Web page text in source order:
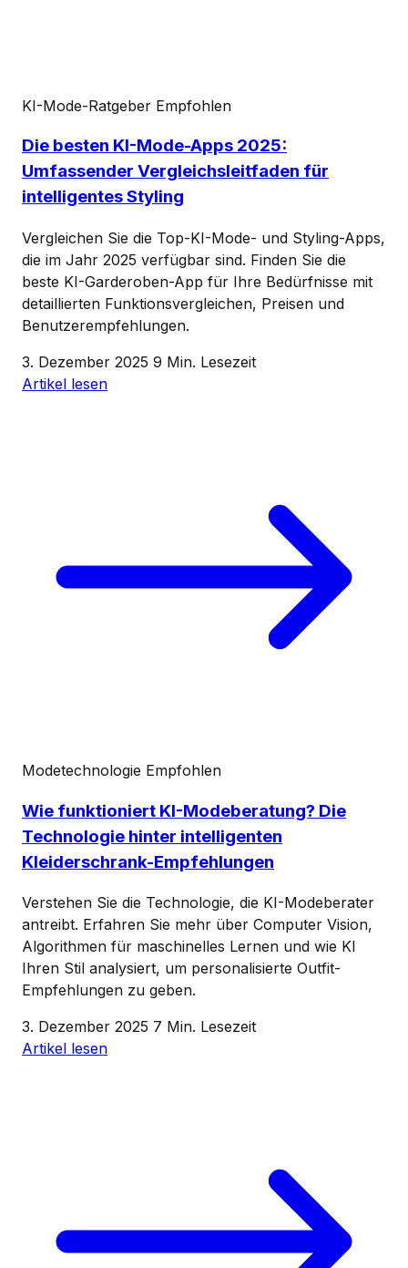
KI-Mode-Ratgeber Empfohlen
Die besten KI-Mode-Apps 2025:
Umfassender Vergleichsleitfaden für
intelligentes Styling
Vergleichen Sie die Top-KI-Mode- und Styling-Apps,
die im Jahr 2025 verfügbar sind. Finden Sie die
beste KI-Garderoben-App für Ihre Bedürfnisse mit
detaillierten Funktionsvergleichen, Preisen und
Benutzerempfehlungen.
3. Dezember 2025 9 Min. Lesezeit
Artikel lesen
Modetechnologie Empfohlen
Wie funktioniert KI-Modeberatung? Die
Technologie hinter intelligenten
Kleiderschrank-Empfehlungen
Verstehen Sie die Technologie, die KI-Modeberater
antreibt. Erfahren Sie mehr über Computer Vision,
Algorithmen für maschinelles Lernen und wie KI
Ihren Stil analysiert, um personalisierte Outfit-
Empfehlungen zu geben.
3. Dezember 2025 7 Min. Lesezeit
Artikel lesen